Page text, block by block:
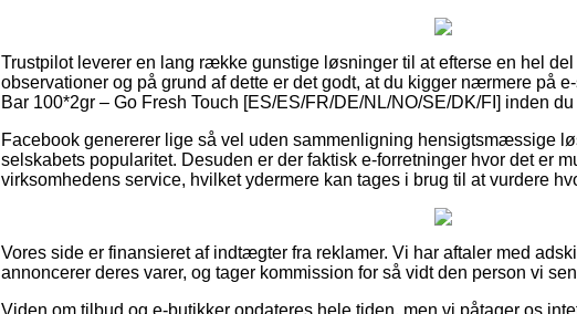
Trustpilot leverer en lang række gunstige løsninger til at efterse en hel
observationer og på grund af dette er det godt, at du kigger nærmere på
Bar 100*2gr – Go Fresh Touch [ES/ES/FR/DE/NL/NO/SE/DK/FI] inden
Facebook genererer lige så vel uden sammenligning hensigtsmæssige
selskabets popularitet. Desuden er der faktisk e-forretninger hvor det er
virksomhedens service, hvilket ydermere kan tages i brug til at vurdere
Vores side er finansieret af indtægter fra reklamer. Vi har aftaler med
annoncerer deres varer, og tager kommission for så vidt den person vi
Viden om tilbud og e-butikker opdateres hele tiden, men vi påtager os